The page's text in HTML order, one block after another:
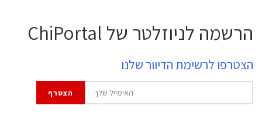
הרשמה לניוזלטר של ChiPortal
הצטרפו לרשימת הדיוור שלנו